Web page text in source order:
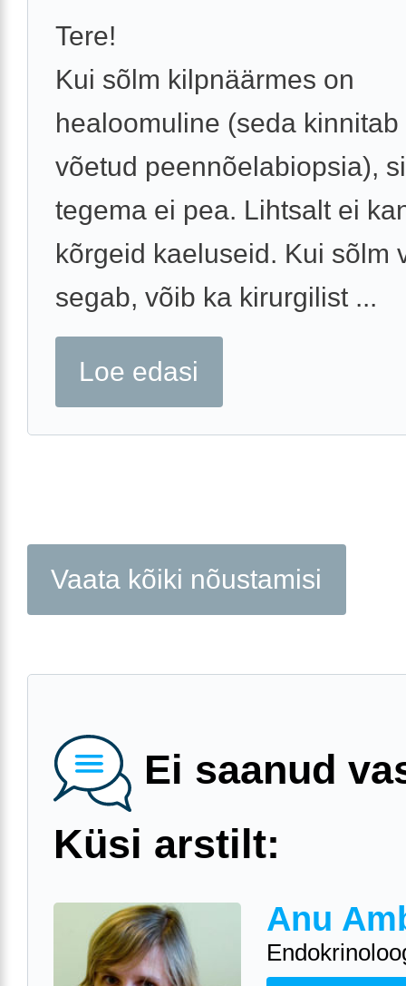
Tere!
Kui sõlm kilpnäärmes on
healoomuline (seda
võetud peennõelabiopsia),
tegema ei pea. Lihtsalt ei
kõrgeid kaeluseid. Kui sõlm
segab, võib ka kirurgilist ...
Loe edasi
Vaata kõiki nõustamisi
Ei saanud
Küsi arstilt:
Anu